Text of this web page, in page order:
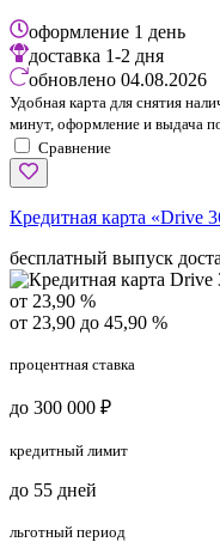
оформление 1 день
доставка 1-2 дня
обновлено 04.08.2026
Удобная карта для снятия
минут, оформление и выдача
Сравнение
Кредитная карта «Drive
бесплатный выпуск
от 23,90 %
от 23,90 до 45,90 %
процентная ставка
до 300 000 ₽
кредитный лимит
до 55 дней
льготный период